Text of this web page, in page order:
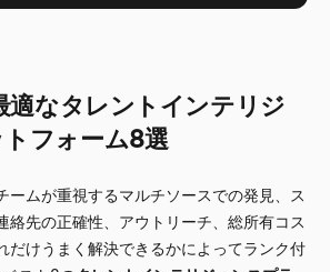
適なタレントインテリジ
フォーム8選
ームが重視するマルチソースでの発見、ス
絡先の正確性、アウトリーチ、総所有コス
だけうまく解決できるかによってランク付